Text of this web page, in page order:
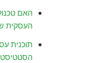
האם
העסקית
תוכנית